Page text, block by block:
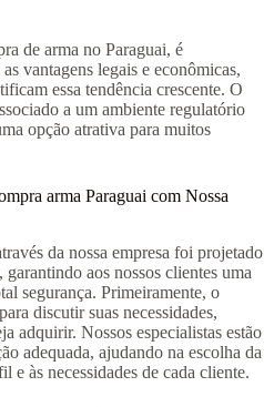
de arma no Paraguai, é
vantagens legais e econômicas,
essa tendência crescente. O
a um ambiente regulatório
opção atrativa para muitos
arma Paraguai com Nossa
da nossa empresa foi projetado
aos nossos clientes uma
segurança. Primeiramente, o
discutir suas necessidades,
adquirir. Nossos especialistas estão
adequada, ajudando na escolha da
e às necessidades de cada cliente.